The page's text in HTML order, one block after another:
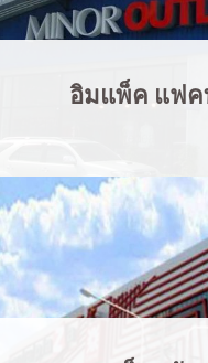
อิมแพ็ค แฟค